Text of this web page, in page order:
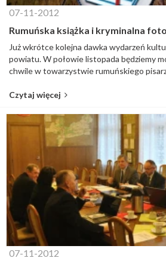
07-11-2012
Rumuńska książka i kryminalna
Już wkrótce kolejna dawka wydarzeń
powiatu. W połowie listopada będziemy
chwile w towarzystwie rumuńskiego
Czytaj więcej
07-11-2012